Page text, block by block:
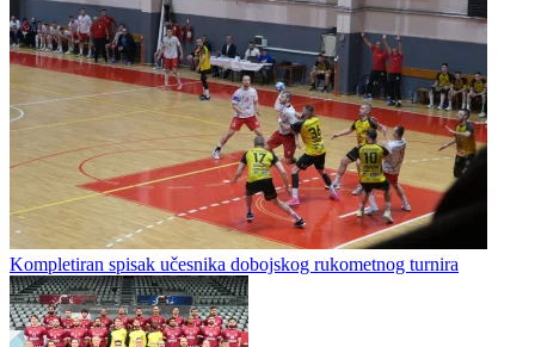
Rukomet / Međunarodni rukomet
Kompletiran spisak učesnika dobojskog rukometnog turnira